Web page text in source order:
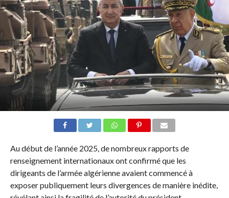
Au début de l’année 2025, de nombreux rapports de
renseignement internationaux ont confirmé que les
dirigeants de l’armée algérienne avaient commencé à
exposer publiquement leurs divergences de manière inédite,